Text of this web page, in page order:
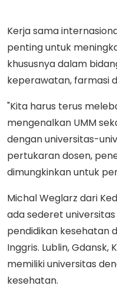
Kerja sama
penting untuk
khususnya dalam
keperawatan, farmasi
"Kita harus terus
mengenalkan UMM
dengan universitas-
pertukaran dosen,
dimungkinkan untuk
Michal Weglarz dari
ada sederet
pendidikan kesehatan
Inggris. Lublin,
memiliki universitas
kesehatan.